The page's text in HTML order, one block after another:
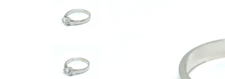
Bijuterii pentru barbati